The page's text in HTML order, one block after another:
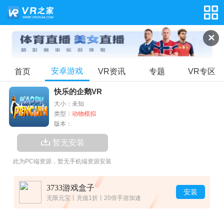
✕
首页 安卓游戏 VR资讯 专题 VR专区
快乐的企鹅VR
大小：未知
类型： 动物模拟
版本：
暂无安装
此为PC端资源，暂无手机端资源安装
3733游戏盒子
无限元宝丨充值1折丨20倍手游加速
安装